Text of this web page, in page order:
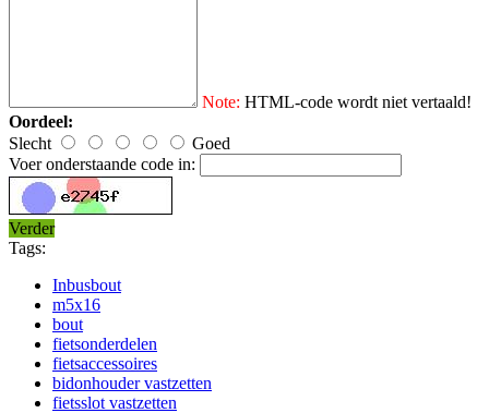
Note: HTML-code wordt niet vertaald!
Oordeel:
Slecht
Goed
Voer onderstaande code in:
Verder
Tags:
Inbusbout
m5x16
bout
fietsonderdelen
fietsaccessoires
bidonhouder vastzetten
fietsslot vastzetten